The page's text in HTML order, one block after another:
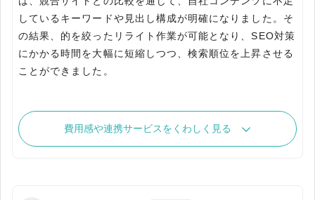
しているキーワードや見出し構成が明確になりました。そ
の結果、的を絞ったリライト作業が可能となり、SEO対策
にかかる時間を大幅に短縮しつつ、検索順位を上昇させる
ことができました。
費用感や連携サービスをくわしく見る